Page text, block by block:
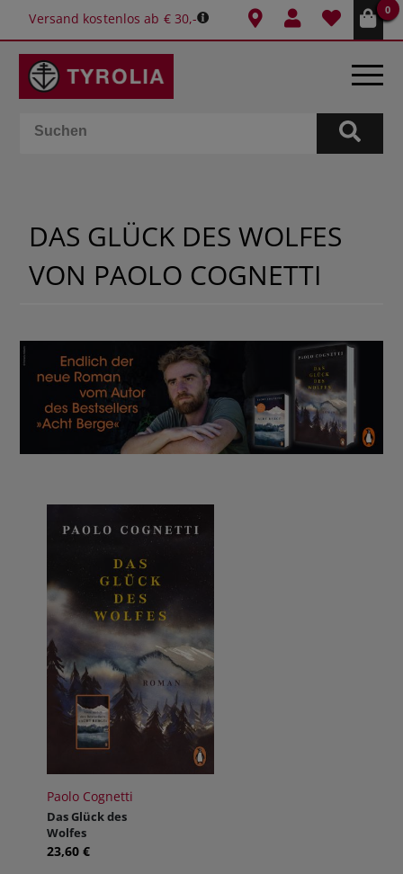
Versand kostenlos ab € 30,-
0
BÜCHER
SPIELE
KALENDER
GESCHENKIDEEN
SCHULE & BÜRO
DAS GLÜCK DES WOLFES
VON PAOLO COGNETTI
Paolo Cognetti
Das Glück des
Wolfes
23,60 €